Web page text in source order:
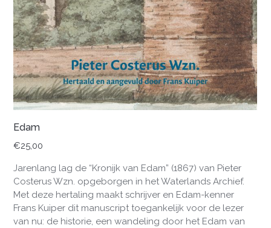
Edam
€25,00
Jarenlang lag de “Kronijk van Edam” (1867) van Pieter
Costerus Wzn. opgeborgen in het Waterlands Archief.
Met deze hertaling maakt schrijver en Edam-kenner
Frans Kuiper dit manuscript toegankelijk voor de lezer
van nu: de historie, een wandeling door het Edam van